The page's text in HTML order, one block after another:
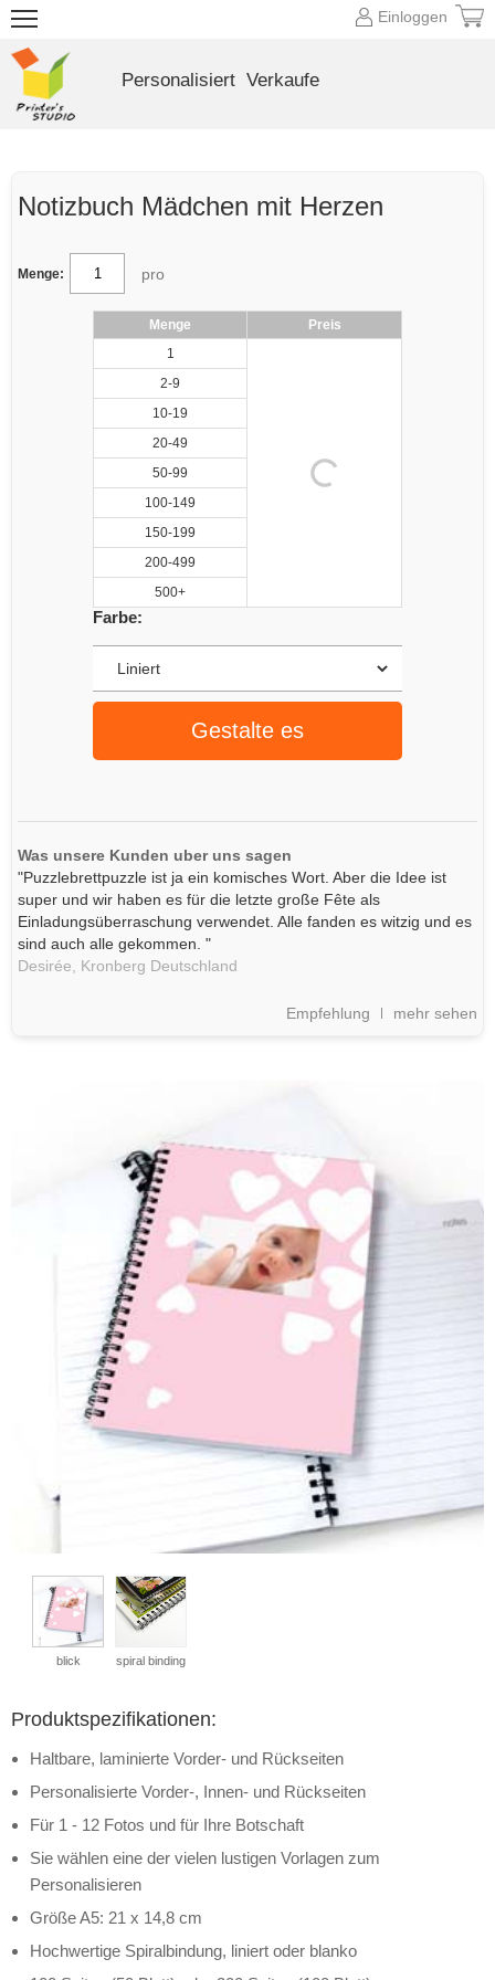
Notizbuch Mädchen mit Herzen
Menge: pro
Menge
Preis
1
2-9
10-19
20-49
50-99
100-149
150-199
200-499
500+
Farbe:
Gestalte es
Was unsere Kunden uber uns sagen
"Puzzlebrettpuzzle ist ja ein komisches Wort. Aber die Idee ist
super und wir haben es für die letzte große Fête als
Einladungsüberraschung verwendet. Alle fanden es witzig und es
sind auch alle gekommen. "
Desirée,
Kronberg Deutschland
Empfehlung mehr sehen
blick spiral binding
Produktspezifikationen:
Haltbare, laminierte Vorder- und Rückseiten
Personalisierte Vorder-, Innen- und Rückseiten
Für 1 - 12 Fotos und für Ihre Botschaft
Sie wählen eine der vielen lustigen Vorlagen zum
Personalisieren
Größe A5: 21 x 14,8 cm
Hochwertige Spiralbindung, liniert oder blanko
Einloggen
Personalisiert Verkaufe